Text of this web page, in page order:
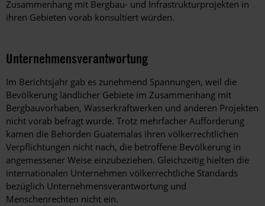
Zusammenhang mit Bergbau- und Infrastrukturprojekten in
ihren Gebieten vorab konsultiert würden.
Unternehmensverantwortung
Im Berichtsjahr gab es zunehmend Spannungen, weil die
Bevölkerung ländlicher Gebiete im Zusammenhang mit
Bergbauvorhaben, Wasserkraftwerken und anderen Projekten
nicht vorab befragt wurde. Trotz mehrfacher Aufforderung
kamen die Behörden Guatemalas ihren völkerrechtlichen
Verpflichtungen nicht nach, die betroffene Bevölkerung in
angemessener Weise einzubeziehen. Gleichzeitig hielten die
internationalen Unternehmen völkerrechtliche Standards
bezüglich Unternehmensverantwortung und
Menschenrechten nicht ein.